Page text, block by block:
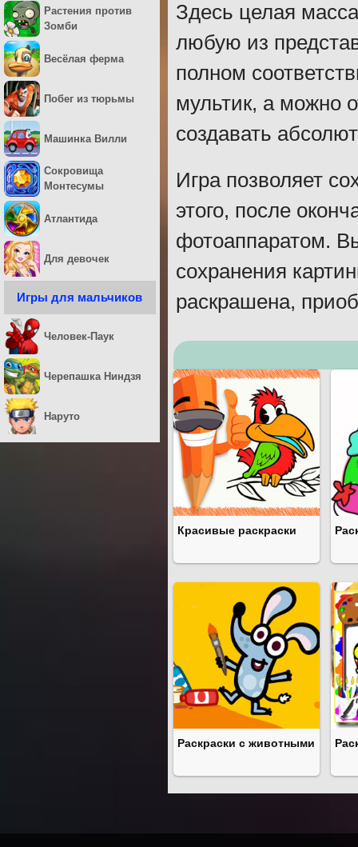
Здесь целая
любую из
полном
мультик, а можно
создавать
Игра позволяет
этого, после
фотоаппаратом.
сохранения
раскрашена,
Красивые раскраски
Раскраски с животными
Растения против
Зомби
Весёлая ферма
Побег из тюрьмы
Машинка Вилли
Сокровища
Монтесумы
Атлантида
Для девочек
Игры для мальчиков
Человек-Паук
Черепашка Ниндзя
Наруто